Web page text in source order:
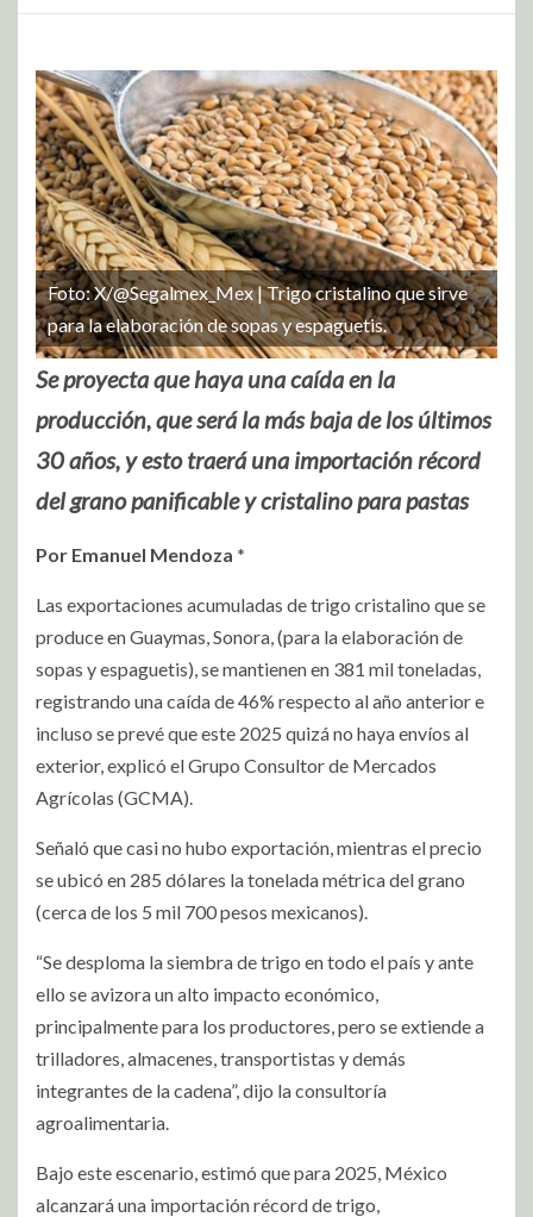
Foto: X/@Segalmex_Mex | Trigo cristalino que sirve
para la elaboración de sopas y espaguetis.
Se proyecta que haya una caída en la
producción, que será la más baja de los últimos
30 años, y esto traerá una importación récord
del grano panificable y cristalino para pastas
Por Emanuel Mendoza *
Las exportaciones acumuladas de trigo cristalino que se
produce en Guaymas, Sonora, (para la elaboración de
sopas y espaguetis), se mantienen en 381 mil toneladas,
registrando una caída de 46% respecto al año anterior e
incluso se prevé que este 2025 quizá no haya envíos al
exterior, explicó el Grupo Consultor de Mercados
Agrícolas (GCMA).
Señaló que casi no hubo exportación, mientras el precio
se ubicó en 285 dólares la tonelada métrica del grano
(cerca de los 5 mil 700 pesos mexicanos).
“Se desploma la siembra de trigo en todo el país y ante
ello se avizora un alto impacto económico,
principalmente para los productores, pero se extiende a
trilladores, almacenes, transportistas y demás
integrantes de la cadena”, dijo la consultoría
agroalimentaria.
Bajo este escenario, estimó que para 2025, México
alcanzará una importación récord de trigo,